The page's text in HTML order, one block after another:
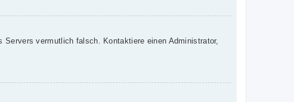
vermutlich falsch. Kontaktiere einen Administrator,